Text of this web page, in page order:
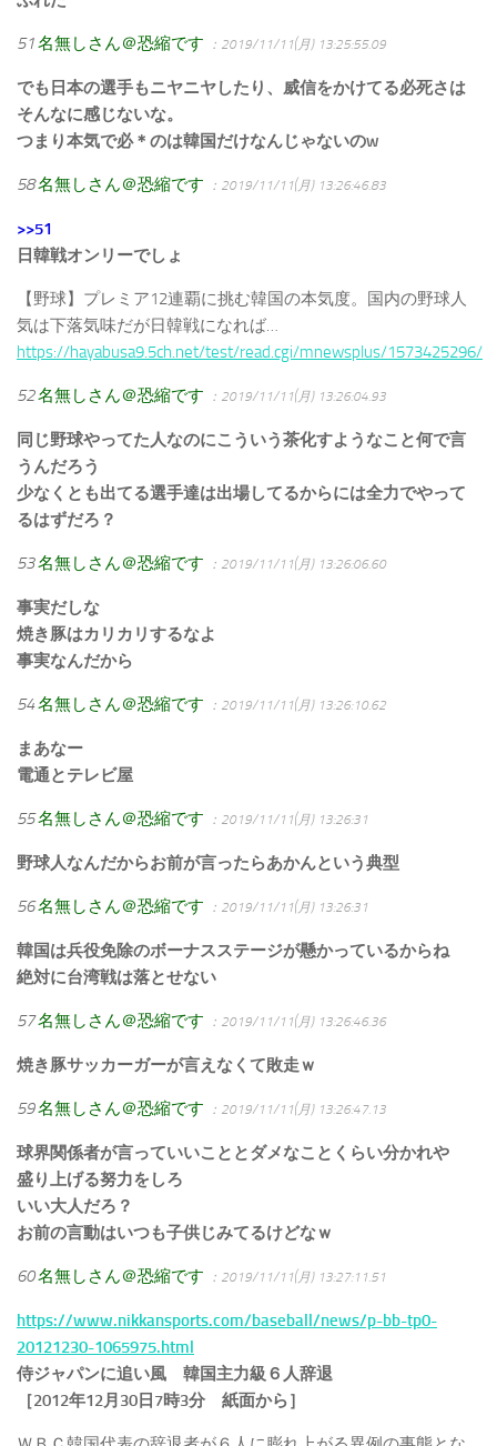
51名無しさん＠恐縮です ：2019/11/11(月) 13:25:55.09
でも日本の選手もニヤニヤしたり、威信をかけてる必死さは
そんなに感じないな。
つまり本気で必＊のは韓国だけなんじゃないのw
58名無しさん＠恐縮です ：2019/11/11(月) 13:26:46.83
>>51
日韓戦オンリーでしょ
【野球】プレミア12連覇に挑む韓国の本気度。国内の野球人
気は下落気味だが日韓戦になれば…
https://hayabusa9.5ch.net/test/read.cgi/mnewsplus/1573425296/
52名無しさん＠恐縮です ：2019/11/11(月) 13:26:04.93
同じ野球やってた人なのにこういう茶化すようなこと何で言
うんだろう
少なくとも出てる選手達は出場してるからには全力でやって
るはずだろ？
53名無しさん＠恐縮です ：2019/11/11(月) 13:26:06.60
事実だしな
焼き豚はカリカリするなよ
事実なんだから
54名無しさん＠恐縮です ：2019/11/11(月) 13:26:10.62
まあなー
電通とテレビ屋
55名無しさん＠恐縮です ：2019/11/11(月) 13:26:31
野球人なんだからお前が言ったらあかんという典型
56名無しさん＠恐縮です ：2019/11/11(月) 13:26:31
韓国は兵役免除のボーナスステージが懸かっているからね
絶対に台湾戦は落とせない
57名無しさん＠恐縮です ：2019/11/11(月) 13:26:46.36
焼き豚サッカーガーが言えなくて敗走ｗ
59名無しさん＠恐縮です ：2019/11/11(月) 13:26:47.13
球界関係者が言っていいこととダメなことくらい分かれや
盛り上げる努力をしろ
いい大人だろ？
お前の言動はいつも子供じみてるけどなｗ
60名無しさん＠恐縮です ：2019/11/11(月) 13:27:11.51
https://www.nikkansports.com/baseball/news/p-bb-tp0-
20121230-1065975.html
侍ジャパンに追い風 韓国主力級６人辞退
［2012年12月30日7時3分 紙面から］